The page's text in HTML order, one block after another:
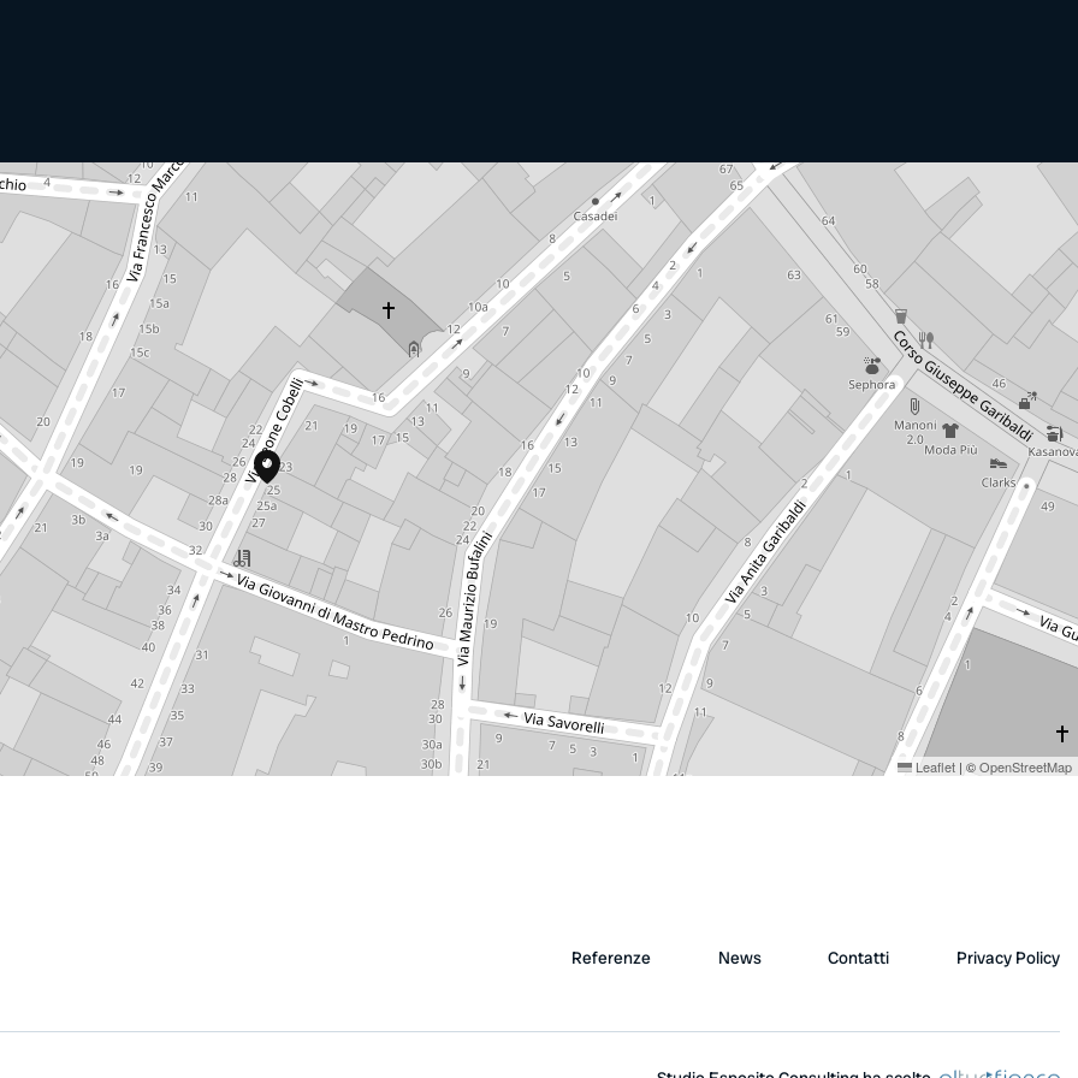
Leaflet | ©OpenStreetMap
Referenze News Contatti Privacy Policy